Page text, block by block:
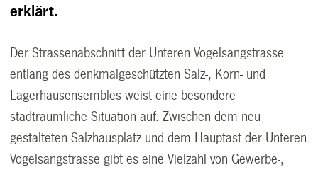
erklärt.
Der Strassenabschnitt der Unteren Vogelsangstrasse
entlang des denkmalgeschützten Salz-, Korn- und
Lagerhausensembles weist eine besondere
stadträumliche Situation auf. Zwischen dem neu
gestalteten Salzhausplatz und dem Hauptast der Unteren
Vogelsangstrasse gibt es eine Vielzahl von Gewerbe-,